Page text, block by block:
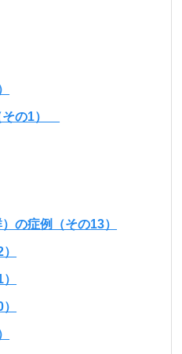
その1）
の症例（その13）